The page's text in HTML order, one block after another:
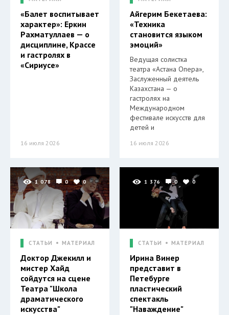
«Балет воспитывает
характер»: Еркин
Рахматуллаев — о
дисциплине, Крассе
и гастролях в
«Сириусе»
16 июля 2026
Айгерим Бекетаева:
«Техника
становится языком
эмоций»
Ведущая солистка
театра «Астана Опера»,
Заслуженный деятель
Казахстана — о
гастролях на
Международном
фестивале искусств для
детей и
16 июля 2026
1 078 0 0
СТАТЬИ МАТЕРИАЛ
Доктор Джекилл и
мистер Хайд
сойдутся на сцене
Театра "Школа
драматического
искусства"
1 376 0 0
СТАТЬИ МАТЕРИАЛ
Ирина Винер
представит в
Петебурге
пластический
спектакль
"Наваждение"